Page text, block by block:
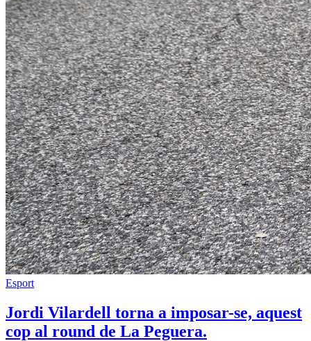
Esport
Jordi Vilardell torna a imposar-se, aquest
cop al round de La Peguera.